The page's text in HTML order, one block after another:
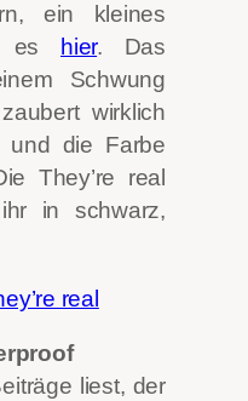
ein kleines
es
hier. Das
Schwung
wirklich
und die Farbe
They’re real
in schwarz,
liest, der